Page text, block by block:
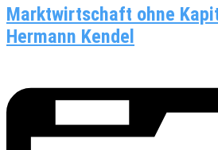
Marktwirtschaft ohne
Hermann Kendel